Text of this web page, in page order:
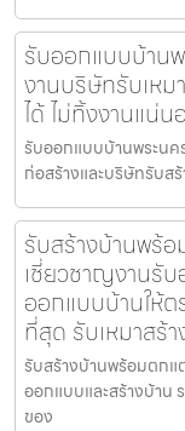
รับออกแบบบ้าน
งานบริษัทรับเหม
ได้ ไม่ทิ้งงานแน่
รับออกแบบบ้านพระนค
ก่อสร้างและบริษัทรับส
รับสร้างบ้านพร้
เชี่ยวชาญงานรั
ออกแบบบ้านให้
ที่สุด รับเหมาสร้
รับสร้างบ้านพร้อมตกแ
ออกแบบและสร้างบ้าน
ของ